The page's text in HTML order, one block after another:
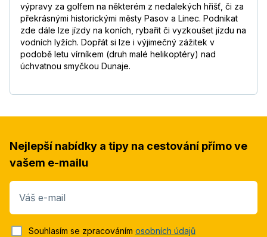
výpravy za golfem na některém z nedalekých hřišť, či za
překrásnými historickými městy Pasov a Linec. Podnikat
zde dále lze jízdy na koních, rybařit či vyzkoušet jízdu na
vodních lyžích. Dopřát si lze i výjimečný zážitek v
podobě letu vírníkem (druh malé helikoptéry) nad
úchvatnou smyčkou Dunaje.
Nejlepší nabídky a tipy na cestování přímo ve
vašem e-mailu
Váš e-mail
Souhlasím se zpracováním osobních údajů